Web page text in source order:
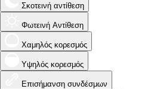
Σκοτεινή αντίθεση
Φωτεινή Αντίθεση
Χαμηλός κορεσμός
Υψηλός κορεσμός
Επισήμανση συνδέσμων